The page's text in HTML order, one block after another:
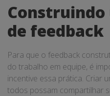
de feedback
Para que o feedback
do trabalho em equipe, é
incentive essa prática. Criar
todos possam compartilhar